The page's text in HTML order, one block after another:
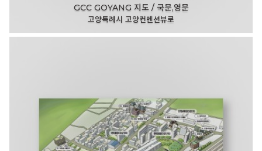
GCC GOYANG 지도 / 국문,영문
고양특례시 고양컨벤션뷰로